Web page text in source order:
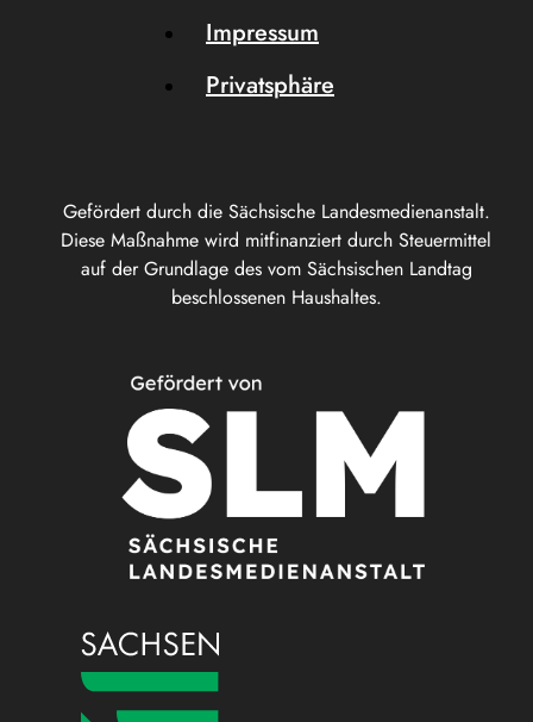
Gefördert durch die Sächsische Landesmedienanstalt.
Diese Maßnahme wird mitfinanziert durch Steuermittel
auf der Grundlage des vom Sächsischen Landtag
beschlossenen Haushaltes.
Impressum
Privatsphäre